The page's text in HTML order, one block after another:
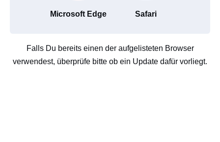
Microsoft Edge Safari
Falls Du bereits einen der aufgelisteten Browser
verwendest, überprüfe bitte ob ein Update dafür vorliegt.